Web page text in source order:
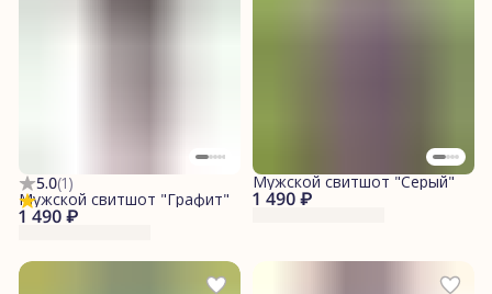
5.0(1)
1 490 ₽
Мужской свитшот "Графит" 1 490 ₽
Мужской свитшот "Серый"